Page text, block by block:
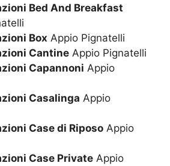
Bed And Breakfast
Box Appio Pignatelli
Cantine Appio Pignatelli
Capannoni Appio
Casalinga Appio
Case di Riposo Appio
Case Private Appio